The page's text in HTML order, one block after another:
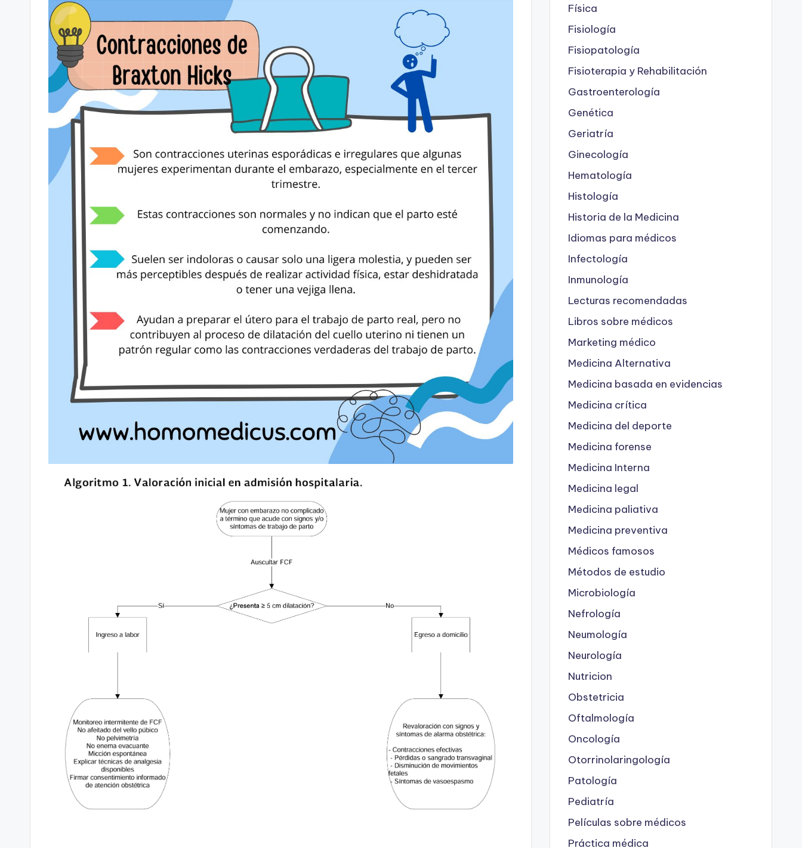
Física
Fisiología
Fisiopatología
Fisioterapia y Rehabilitación
Gastroenterología
Genética
Geriatría
Ginecología
Hematología
Histología
Historia de la Medicina
Idiomas para médicos
Infectología
Inmunología
Lecturas recomendadas
Libros sobre médicos
Marketing médico
Medicina Alternativa
Medicina basada en evidencias
Medicina crítica
Medicina del deporte
Medicina forense
Medicina Interna
Medicina legal
Medicina paliativa
Medicina preventiva
Médicos famosos
Métodos de estudio
Microbiología
Nefrología
Neumología
Neurología
Nutricion
Obstetricia
Oftalmología
Oncología
Otorrinolaringología
Patología
Pediatría
Películas sobre médicos
Práctica médica